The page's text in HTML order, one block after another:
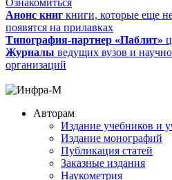
Анонс книг книги, которые еще
появятся на прилавках
Типография-партнер «Паблит»
Журналы ведущих вузов и
организаций
Авторам
Издание учебников и
Издание монографий
Публикация статей
Заказные издания
Наукометрия